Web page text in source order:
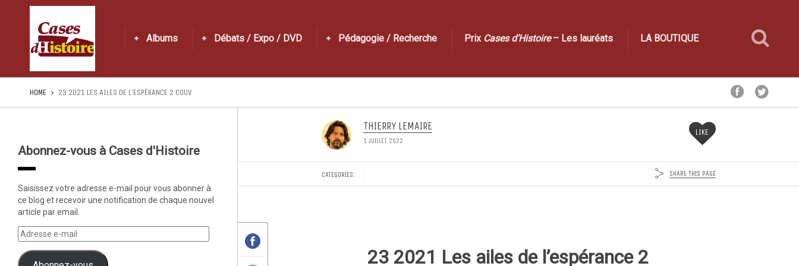
Albums Débats / Expo / DVD Pédagogie / Recherche Prix Cases d’Histoire– Les lauréats LA BOUTIQUE
HOME 23 2021 LES AILES DE L’ESPÉRANCE 2 COUV
Abonnez-vous à Cases d'Histoire
Saisissez votre adresse e-mail pour vous abonner à
ce blog et recevoir une notification de chaque nouvel
article par email.
THIERRY LEMAIRE
1 JUILLET 2022
LIKE
CATEGORIES: SHARE THIS PAGE
23 2021 Les ailes de l’espérance 2